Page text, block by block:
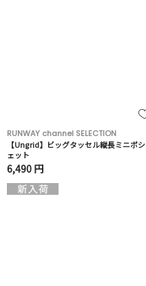
RUNWAY channel SELECTION
【Ungrid】ビッグタッセル縦長ミニポシ
ェット
6,490 円